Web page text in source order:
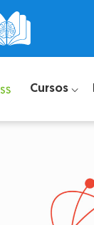
Cursos ⌵